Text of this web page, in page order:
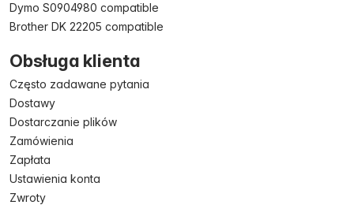
Dymo S0904980 compatible
Brother DK 22205 compatible
Obsługa klienta
Często zadawane pytania
Dostawy
Dostarczanie plików
Zamówienia
Zapłata
Ustawienia konta
Zwroty